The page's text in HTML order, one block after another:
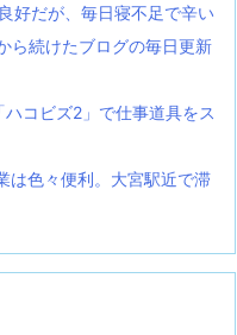
好だが、毎日寝不足で辛い
ら続けたブログの毎日更新
コビズ2」で仕事道具をス
は色々便利。大宮駅近で滞